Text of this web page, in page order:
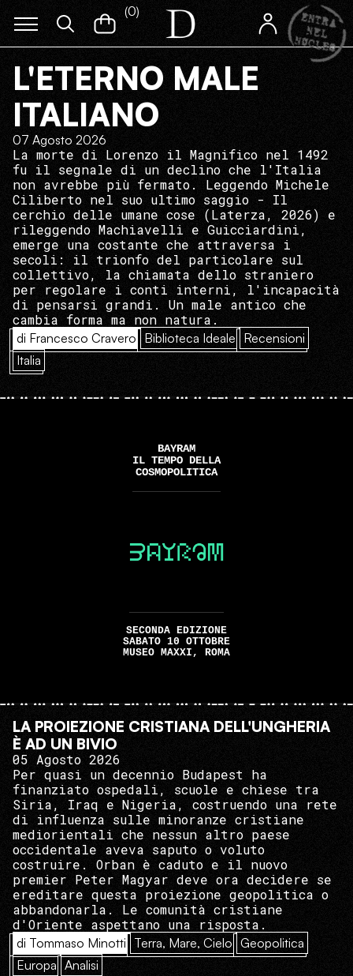
(0)
L'ETERNO MALE
ITALIANO
07 Agosto 2026
La morte di Lorenzo il Magnifico nel 1492
fu il segnale di un declino che l'Italia
non avrebbe più fermato. Leggendo Michele
Ciliberto nel suo ultimo saggio - Il
cerchio delle umane cose (Laterza, 2026) e
rileggendo Machiavelli e Guicciardini,
emerge una costante che attraversa i
secoli: il trionfo del particolare sul
collettivo, la chiamata dello straniero
per regolare i conti interni, l'incapacità
di pensarsi grandi. Un male antico che
cambia forma ma non natura.
di Francesco Cravero Biblioteca Ideale Recensioni
Italia
BAYRAM
IL TEMPO DELLA
COSMOPOLITICA
SECONDA EDIZIONE
SABATO 10 OTTOBRE
MUSEO MAXXI, ROMA
LA PROIEZIONE CRISTIANA DELL'UNGHERIA
È AD UN BIVIO
05 Agosto 2026
Per quasi un decennio Budapest ha
finanziato ospedali, scuole e chiese tra
Siria, Iraq e Nigeria, costruendo una rete
di influenza sulle minoranze cristiane
mediorientali che nessun altro paese
occidentale aveva saputo o voluto
costruire. Orban è caduto e il nuovo
premier Peter Magyar deve ora decidere se
ereditare questa proiezione geopolitica o
abbandonarla. Le comunità cristiane
d'Oriente aspettano una risposta.
di Tommaso Minotti Terra, Mare, Cielo Geopolitica
Europa Analisi